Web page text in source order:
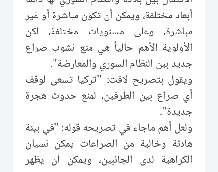
أبعاد مختلفة، ويمكن أن تكون مباشرة أو غير
مباشرة، وعلى مستويات مختلفة، لكن
الأولوية الأهم حالياً هي منع نشوب صراع
جديد بين النظام السوري والمعارضة".
ويقول بتصريح لافت: "تركيا تسعى لوقف
أي صراع بين الطرفين، لمنع حدوث هجرة
جديدة".
ولعل أهم ماجاء في تصريحه قوله: "في بيئة
هادئة وخالية من الصراعات يمكن نسيان
الكراهية لدى الجانبين، ويمكن أن يظهر